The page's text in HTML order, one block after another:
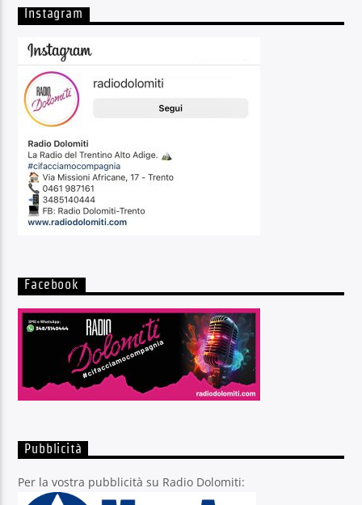
Instagram
Facebook
Pubblicità
Per la vostra pubblicità su Radio Dolomiti: